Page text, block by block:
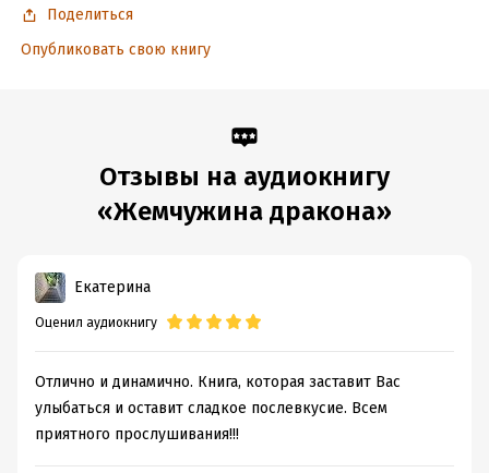
Поделиться
Опубликовать свою книгу
Отзывы на аудиокнигу
«Жемчужина дракона»
Екатерина
Оценил аудиокнигу
Отлично и динамично. Книга, которая заставит Вас
улыбаться и оставит сладкое послевкусие. Всем
приятного прослушивания!!!